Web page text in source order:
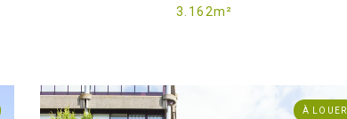
3.162m²
À LOUER